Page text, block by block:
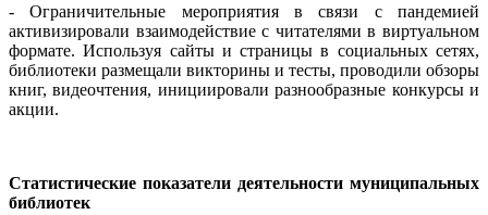
- Ограничительные мероприятия в связи с пандемией
активизировали взаимодействие с читателями в виртуальном
формате. Используя сайты и страницы в социальных сетях,
библиотеки размещали викторины и тесты, проводили обзоры
книг, видеочтения, инициировали разнообразные конкурсы и
акции.
Статистические показатели деятельности муниципальных
библиотек